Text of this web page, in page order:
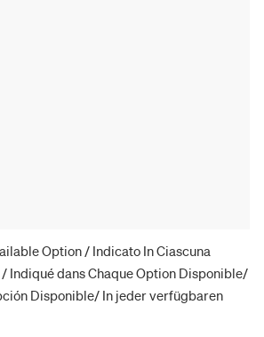
Option / Indicato In Ciascuna
Indiqué dans Chaque Option Disponible/
Disponible/ In jeder verfügbaren